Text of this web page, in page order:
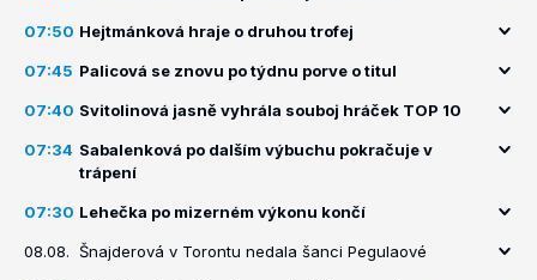
07:50 Hejtmánková hraje o druhou trofej
07:45 Palicová se znovu po týdnu porve o titul
07:40 Svitolinová jasně vyhrála souboj hráček TOP 10
07:34 Sabalenková po dalším výbuchu pokračuje v
trápení
07:30 Lehečka po mizerném výkonu končí
08.08. Šnajderová v Torontu nedala šanci Pegulaové